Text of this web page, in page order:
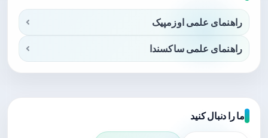
راهنمای علمی اوزمپیک
راهنمای علمی ساکسندا
ما را دنبال کنید